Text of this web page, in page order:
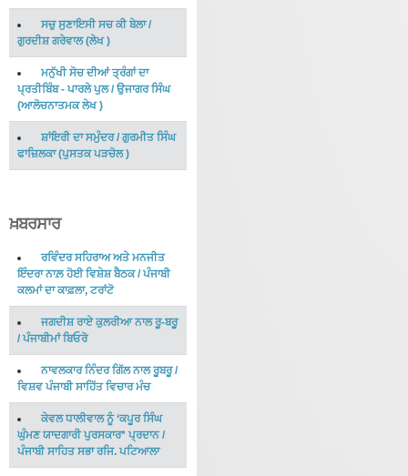
ਸਚੁ ਸੁਣਾਇਸੀ ਸਚ ਕੀ ਬੇਲਾ/
ਗੁਰਦੀਸ਼ ਗਰੇਵਾਲ(ਲੇਖ)
ਮਨੁੱਖੀ ਸੋਚ ਦੀਆਂ ਤ੍ਰੰਗਾਂ ਦਾ
ਪ੍ਰਤੀਬਿੰਬ - ਪਾਰਲੇ ਪੁਲ/ਉਜਾਗਰ ਸਿੰਘ
(ਆਲੋਚਨਾਤਮਕ ਲੇਖ)
ਸ਼ਾਂਇਰੀ ਦਾ ਸਮੁੰਦਰ/ ਗੁਰਮੀਤ ਸਿੰਘ
ਫਾਜ਼ਿਲਕਾ(ਪੁਸਤਕ ਪੜਚੋਲ)
ਖ਼ਬਰਸਾਰ
ਰਵਿੰਦਰ ਸਹਿਰਾਅ ਅਤੇ ਮਨਜੀਤ
ਇੰਦਰਾ ਨਾਲ਼ ਹੋਈ ਵਿਸ਼ੇਸ਼ ਬੈਠਕ/ਪੰਜਾਬੀ
ਕਲਮਾਂ ਦਾ ਕਾਫ਼ਲਾ, ਟਰਾਂਟੋ
ਜਗਦੀਸ਼ ਰਾਏ ਕੁਲਰੀਆ ਨਾਲ ਰੂ-ਬਰੂ
/ ਪੰਜਾਬੀਮਾਂ ਬਿਓਰੋ
ਨਾਵਲਕਾਰ ਨਿੰਦਰ ਗਿੱਲ ਨਾਲ ਰੂਬਰੂ/
ਵਿਸ਼ਵ ਪੰਜਾਬੀ ਸਾਹਿੱਤ ਵਿਚਾਰ ਮੰਚ
ਕੇਵਲ ਧਾਲੀਵਾਲ ਨੂੰ ‘ਕਪੂਰ ਸਿੰਘ
ਘੁੰਮਣ ਯਾਦਗਾਰੀ ਪੁਰਸਕਾਰ* ਪ੍ਰਦਾਨ/
ਪੰਜਾਬੀ ਸਾਹਿਤ ਸਭਾ ਰਜਿ. ਪਟਿਆਲਾ